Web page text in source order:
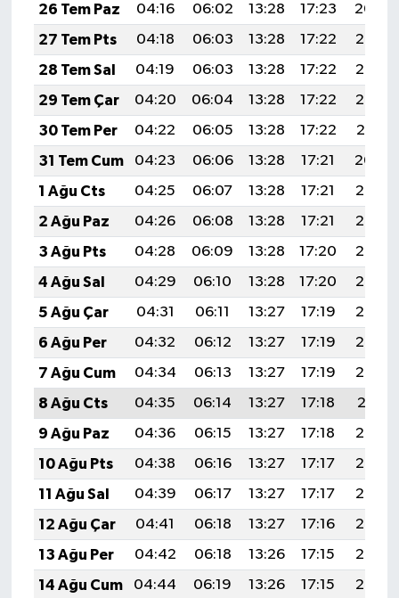
26 Tem Paz
04:16 06:02 13:28 17:23
20:44
27 Tem Pts
04:18 06:03 13:28 17:22
20:43
28 Tem Sal
04:19 06:03 13:28 17:22
20:43
29 Tem Çar
04:20 06:04 13:28 17:22
20:42
30 Tem Per
04:22 06:05 13:28 17:22
20:41
31 Tem Cum
04:23 06:06 13:28 17:21
20:40
1 Ağu Cts
04:25 06:07 13:28 17:21
20:39
2 Ağu Paz
04:26 06:08 13:28 17:21
20:38
3 Ağu Pts
04:28 06:09 13:28 17:20
20:36
4 Ağu Sal
04:29 06:10 13:28 17:20
20:35
5 Ağu Çar
04:31 06:11 13:27 17:19
20:34
6 Ağu Per
04:32 06:12 13:27 17:19
20:33
7 Ağu Cum
04:34 06:13 13:27 17:19
20:32
8 Ağu Cts
04:35 06:14 13:27 17:18
20:31
9 Ağu Paz
04:36 06:15 13:27 17:18
20:29
10 Ağu Pts
04:38 06:16 13:27 17:17
20:28
11 Ağu Sal
04:39 06:17 13:27 17:17
20:27
12 Ağu Çar
04:41 06:18 13:27 17:16
20:26
13 Ağu Per
04:42 06:18 13:26 17:15
20:24
14 Ağu Cum
04:44 06:19 13:26 17:15
20:23